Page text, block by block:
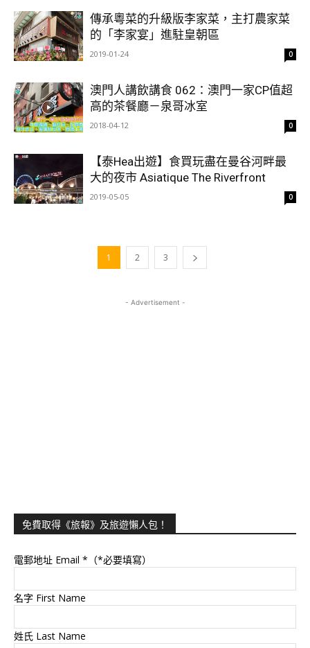
傳承粵菜的升級版李家菜，主打農家菜
的「李家宴」進駐皇朝區
2019-01-24 0
澳門人講飲講食 062：澳門一家CP值超
高的茶餐廳－泉哥冰室
2018-04-12 0
【泰Hea出遊】食買玩盡在曼谷河畔最
大的夜市 Asiatique The Riverfront
2019-05-05 0
1 2 3
- Advertisement -
免費取得《旅報》及旅遊懶人包！
電郵地址 Email *（*必要填寫）
名字 First Name
姓氏 Last Name